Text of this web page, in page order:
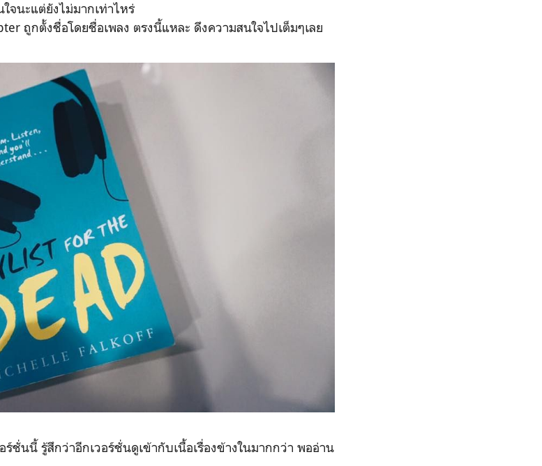
จนะแต่ยังไม่มากเท่าไหร่
ถูกตั้งชื่อโดยชื่อเพลง ตรงนี้แหละ ดึงความสนใจไปเต็มๆเลย
ชั่นนี้ รู้สึกว่าอีกเวอร์ชั่นดูเข้ากับเนื้อเรื่องข้างในมากกว่า พออ่าน